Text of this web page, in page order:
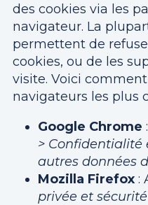
des cookies via les
navigateur. La
permettent de
cookies, ou de les
visite. Voici
navigateurs les plus
Google Chrome
> Confidentialité
autres données
Mozilla Firefox :
privée et